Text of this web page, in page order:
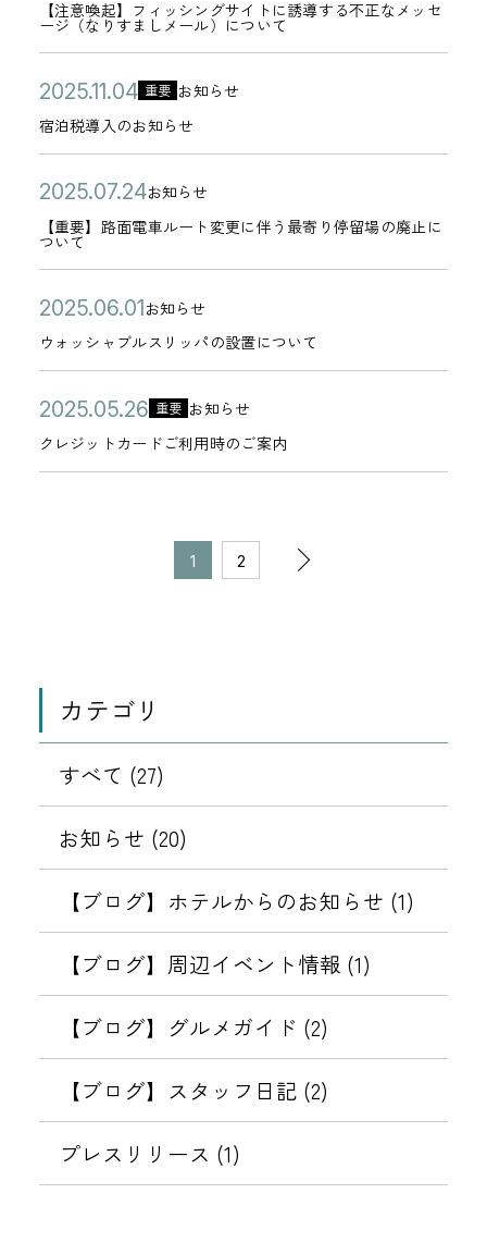
旧
の
お
知
ら
せ
誘
導
す
る
不
審
な
メ
セ
ー
ジ
に
ご
注
鉄
ホ
テ
ル
ズ
ク
ラ
ブ
＞
セ
キ
ュ
リ
テ
ス
ー
ド
設
変
の
願
】
3
0
降
＜
相
鉄
ホ
テ
ズ
ク
ラ
ィ
強
化
伴
パ
ワ
ド
定
更
1
2
月
1
6
日
ー
ッ
テ
リ
ー
の
使
用
に
す
る
禁
止
事
項
【注意喚起】フィッシングサイトに誘導する不正なメッセ
ージ（なりすましメール）について
日
年
1
1
月
テ
ゴ
リ
ー
意
起
】
フ
ィ
ッ
シ
グ
サ
ト
に
誘
ッ
セ
宿泊税導入のお知らせ
公
開
日
2
0
2
5
年
1
1
月
0
4
日
カ
テ
リ
ー
重要 お知らせ
宿
泊
税
導
入
の
お
知
ら
せ
【重要】路面電車ルート変更に伴う最寄り停留場の廃止に
ついて
公
開
日
2
0
2
年
0
7
月
2
4
カ
テ
ゴ
リ
ー
お知らせ
【
重
要
路
面
電
車
ル
ー
最
寄
ウォッシャブルスリッパの設置について
公
開
日
2
0
2
5
年
カ
テ
リ
ー
お知らせ
ウ
ォ
ッ
シ
ャ
ブ
設
に
つ
い
クレジットカードご利用時のご案内
公
開
日
2
0
2
6
カ
テ
重要 お知らせ
ク
レ
ジ
利
1 2
次
表
示
る
カテゴリ
すべて (27)
お知らせ (20)
【ブログ】ホテルからのお知らせ (1)
【ブログ】周辺イベント情報 (1)
【ブログ】グルメガイド (2)
【ブログ】スタッフ日記 (2)
プレスリリース (1)